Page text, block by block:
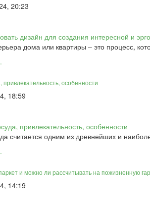
20:23
дома или квартиры – это процесс,
привлекательность, особенности
18:59
считается одним из древнейших и
и можно ли рассчитывать на пожизненную
14:19